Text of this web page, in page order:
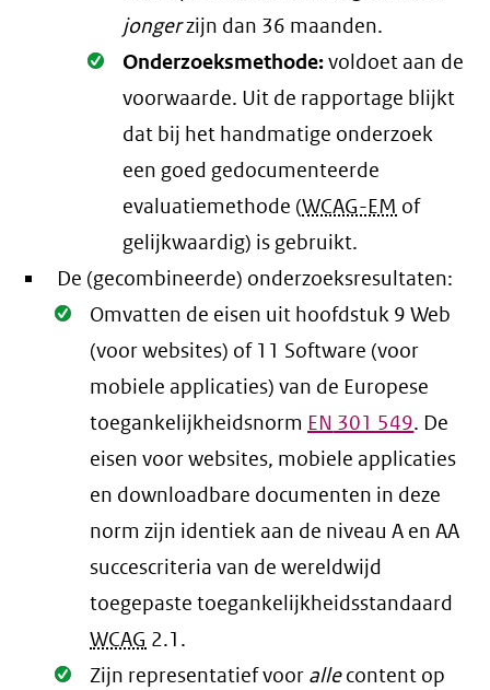
jongerzijn dan 36 maanden.
Oké.
Onderzoeksmethode:voldoet aan de
voorwaarde. Uit de rapportage blijkt
dat bij het handmatige onderzoek
een goed gedocumenteerde
evaluatiemethode (WCAG-EM of
gelijkwaardig) is gebruikt.
De (gecombineerde) onderzoeksresultaten:
Oké.
Omvatten de eisen uit hoofdstuk 9 Web
(voor websites) of 11 Software (voor
mobiele applicaties) van de Europese
toegankelijkheidsnorm EN 301 549. De
eisen voor websites, mobiele applicaties
en downloadbare documenten in deze
norm zijn identiek aan de niveau A en AA
succescriteria van de wereldwijd
toegepaste toegankelijkheidsstandaard
WCAG 2.1 .
Oké.
Zijn representatief voor allecontent op